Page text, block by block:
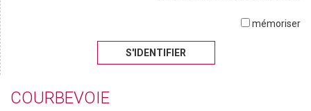
mémoriser
S'IDENTIFIER
COURBEVOIE